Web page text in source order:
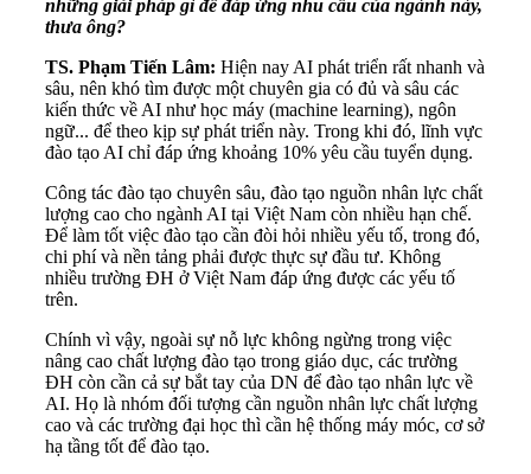
những giải pháp gì để đáp ứng nhu cầu của ngành này,
thưa ông?
TS. Phạm Tiến Lâm: Hiện nay AI phát triển rất nhanh và
sâu, nên khó tìm được một chuyên gia có đủ và sâu các
kiến thức về AI như học máy (machine learning), ngôn
ngữ... để theo kịp sự phát triển này. Trong khi đó, lĩnh vực
đào tạo AI chỉ đáp ứng khoảng 10% yêu cầu tuyển dụng.
Công tác đào tạo chuyên sâu, đào tạo nguồn nhân lực chất
lượng cao cho ngành AI tại Việt Nam còn nhiều hạn chế.
Để làm tốt việc đào tạo cần đòi hỏi nhiều yếu tố, trong đó,
chi phí và nền tảng phải được thực sự đầu tư. Không
nhiều trường ĐH ở Việt Nam đáp ứng được các yếu tố
trên.
Chính vì vậy, ngoài sự nỗ lực không ngừng trong việc
nâng cao chất lượng đào tạo trong giáo dục, các trường
ĐH còn cần cả sự bắt tay của DN để đào tạo nhân lực về
AI. Họ là nhóm đối tượng cần nguồn nhân lực chất lượng
cao và các trường đại học thì cần hệ thống máy móc, cơ sở
hạ tầng tốt để đào tạo.